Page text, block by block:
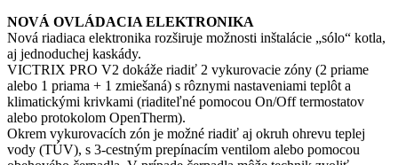
NOVÁ OVLÁDACIA ELEKTRONIKA
Nová riadiaca elektronika rozširuje možnosti inštalácie „sólo“ kotla,
aj jednoduchej kaskády.
VICTRIX PRO V2 dokáže riadiť 2 vykurovacie zóny (2 priame
alebo 1 priama + 1 zmiešaná) s rôznymi nastaveniami teplôt a
klimatickými krivkami (riaditeľné pomocou On/Off termostatov
alebo protokolom OpenTherm).
Okrem vykurovacích zón je možné riadiť aj okruh ohrevu teplej
vody (TÚV), s 3-cestným prepínacím ventilom alebo pomocou